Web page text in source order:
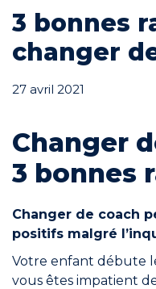
3 bonnes
changer
27 avril 2021
Changer
3 bonnes
Changer de coach
positifs malgré
Votre enfant débute
vous êtes impatient